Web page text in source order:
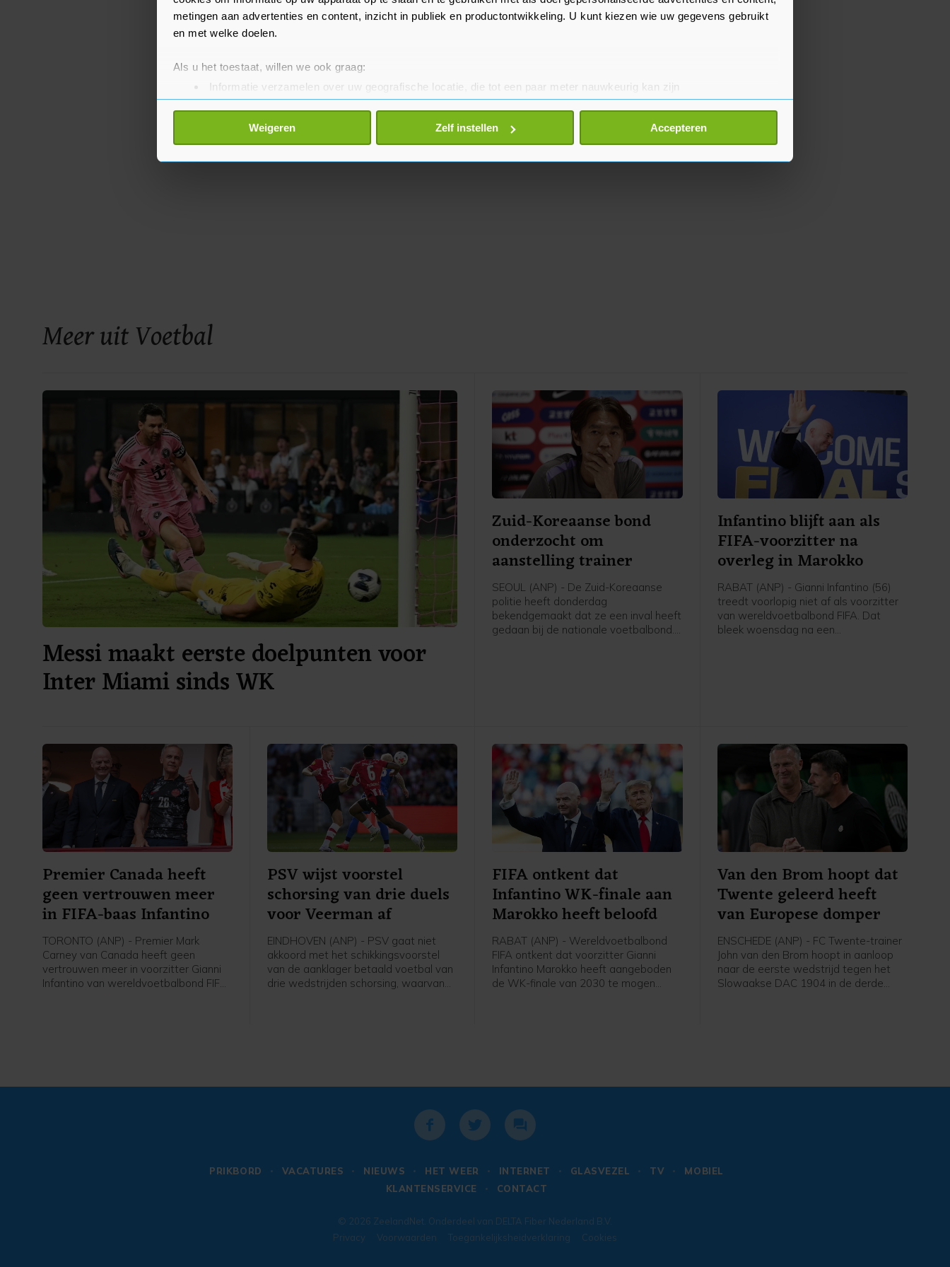
metingen aan advertenties en content, inzicht in publiek en productontwikkeling. U kunt kiezen wie uw gegevens gebruikt
en met welke doelen.
Als u het toestaat, willen we ook graag:
Informatie verzamelen over uw geografische locatie, die tot een paar meter nauwkeurig kan zijn
Uw apparaat identificeren door het actief te scannen op specifieke eigenschappen (fingerprinting)
Lees meer over hoe uw persoonlijke gegevens worden verwerkt en stel uw voorkeuren in het
detailgedeelte
toestemming op elk moment wijzigen of intrekken in de Cookieverklaring.
Weigeren Zelf instellen Accepteren
Meer uit Voetbal
Messi maakt eerste doelpunten voor
Inter Miami sinds WK
Zuid-Koreaanse bond
onderzocht om
aanstelling trainer
SEOUL (ANP) - De Zuid-Koreaanse
politie heeft donderdag
bekendgemaakt dat ze een inval heeft
gedaan bij de nationale voetbalbond.
Infantino blijft aan als
FIFA-voorzitter na
overleg in Marokko
RABAT (ANP) - Gianni Infantino (56)
treedt voorlopig niet af als voorzitter
van wereldvoetbalbond FIFA. Dat
bleek woensdag na een
Premier Canada heeft
geen vertrouwen meer
in FIFA-baas Infantino
TORONTO (ANP) - Premier Mark
Carney van Canada heeft geen
vertrouwen meer in voorzitter Gianni
Infantino van wereldvoetbalbond FIFA,
PSV wijst voorstel
schorsing van drie duels
voor Veerman af
EINDHOVEN (ANP) - PSV gaat niet
akkoord met het schikkingsvoorstel
van de aanklager betaald voetbal van
drie wedstrijden schorsing, waarvan
FIFA ontkent dat
Infantino WK-finale aan
Marokko heeft beloofd
RABAT (ANP) - Wereldvoetbalbond
FIFA ontkent dat voorzitter Gianni
Infantino Marokko heeft aangeboden
de WK-finale van 2030 te mogen
Van den Brom hoopt dat
Twente geleerd heeft
van Europese domper
ENSCHEDE (ANP) - FC Twente-trainer
John van den Brom hoopt in aanloop
naar de eerste wedstrijd tegen het
Slowaakse DAC 1904 in de derde
PRIKBORD VACATURES NIEUWS HET WEER INTERNET GLASVEZEL TV
MOBIEL
KLANTENSERVICE
CONTACT
© 2026 ZeelandNet . Onderdeel van DELTA Fiber Nederland B.V.
Privacy
Voorwaarden Toegankelijksheidverklaring Cookies